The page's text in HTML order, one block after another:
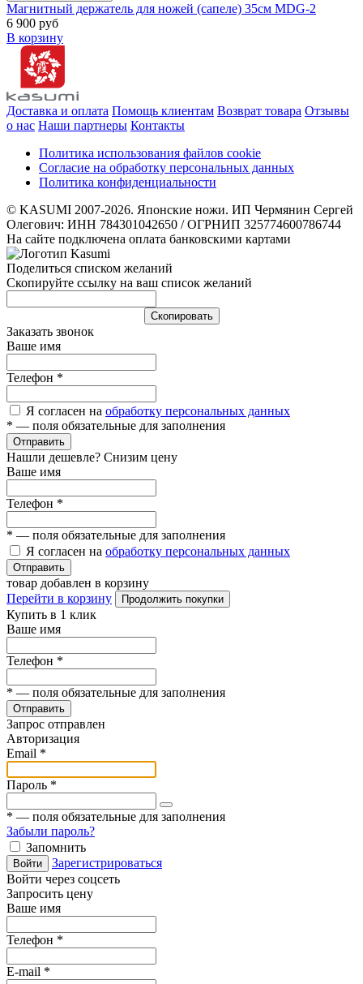
Магнитный держатель для ножей (сапеле) 35см MDG-2
6 900 руб
В корзину
Доставка и оплата Помощь клиентам Возврат товара Отзывы
о нас Наши партнеры Контакты
Политика использования файлов cookie
Согласие на обработку персональных данных
Политика конфиденциальности
© KASUMI 2007-2026. Японские ножи. ИП Чермянин Сергей
Олегович: ИНН 784301042650 / ОГРНИП 325774600786744
На сайте подключена оплата банковскими картами
Поделиться списком желаний
Скопируйте ссылку на ваш список желаний
Cкопировать
Заказать звонок
Ваше имя
Телефон *
Я согласен на обработку персональных данных
* — поля обязательные для заполнения
Отправить
Нашли дешевле? Снизим цену
Ваше имя
Телефон *
* — поля обязательные для заполнения
Я согласен на обработку персональных данных
Отправить
товар добавлен в корзину
Перейти в корзину
Продолжить покупки
Купить в 1 клик
Ваше имя
Телефон *
* — поля обязательные для заполнения
Отправить
Запрос отправлен
Авторизация
Email *
Пароль *
* — поля обязательные для заполнения
Забыли пароль?
Запомнить
Войти
Зарегистрироваться
Войти через соцсеть
Запросить цену
Ваше имя
Телефон *
E-mail *